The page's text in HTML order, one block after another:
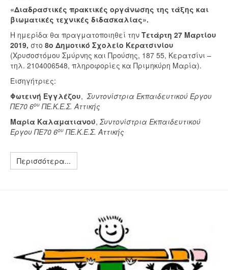
«Διαδραστικές πρακτικές οργάνωσης της τάξης και
βιωματικές τεχνικές διδασκαλίας».
Η ημερίδα θα πραγματοποιηθεί την Τετάρτη 27 Μαρτίου
2019, στο 8ο Δημοτικό Σχολείο Κερατσινίου
(Χρυσοστόμου Σμύρνης και Προύσης, 187 55, Κερατσίνι –
τηλ. 2104006548, πληροφορίες κα Πριμηκύρη Μαρία).
Εισηγήτριες:
Φωτεινή Εγγλέζου,Συντονίστρια Εκπαιδευτικού Έργου
ΠΕ70 6ου ΠΕ.Κ.Ε.Σ. Αττικής
Μαρία Καλαματιανού,Συντονίστρια Εκπαιδευτικού
Έργου ΠΕ70 6ου ΠΕ.Κ.Ε.Σ. Αττικής
Περισσότερα...